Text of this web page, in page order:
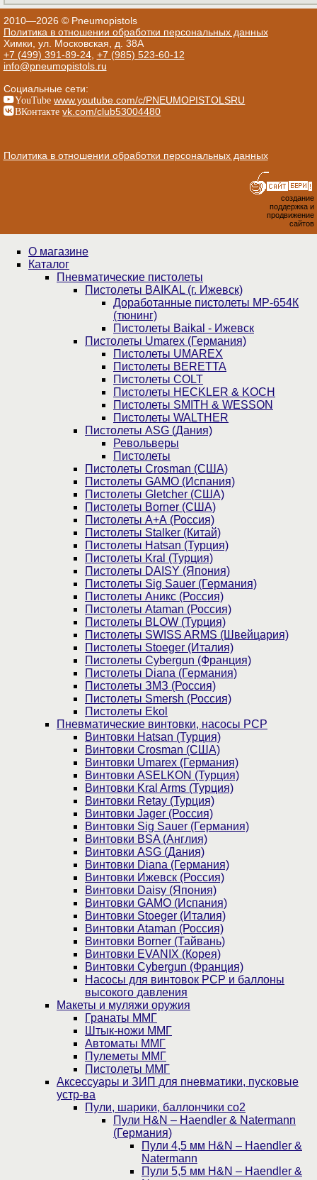
2010—2026 © Pneumopistols
Политика в отношении обработки персональных данных
Химки, ул. Московская, д. 38А
+7 (499) 391-89-24, +7 (985) 523-60-12
info@pneumopistols.ru
Социальные сети:
YouTube www.youtube.com/c/PNEUMOPISTOLSRU
ВКонтакте vk.com/club53004480
Политика в отношении обработки персональных данных
создание
поддержка и
продвижение
сайтов
О магазине
Каталог
Пнев­ма­ти­чес­кие пистолеты
Пистолеты BAIKAL (г. Ижевск)
Доработанные пистолеты МР-654К
(тюнинг)
Пистолеты Baikal - Ижевск
Пистолеты Umarex (Германия)
Пистолеты UMAREX
Пистолеты BERETTA
Пистолеты COLT
Пистолеты HECKLER & KOCH
Пистолеты SMITH & WESSON
Пистолеты WALTHER
Пистолеты ASG (Дания)
Револьверы
Пистолеты
Пистолеты Crosman (США)
Пистолеты GAMO (Испания)
Пистолеты Gletcher (США)
Пистолеты Borner (США)
Пистолеты А+А (Россия)
Пистолеты Stalker (Китай)
Пистолеты Hatsan (Турция)
Пистолеты Kral (Турция)
Пистолеты DAISY (Япония)
Пистолеты Sig Sauer (Германия)
Пистолеты Аникс (Россия)
Пистолеты Ataman (Россия)
Пистолеты BLOW (Турция)
Пистолеты SWISS ARMS (Швейцария)
Пистолеты Stoeger (Италия)
Пистолеты Cybergun (Франция)
Пистолеты Diana (Германия)
Пистолеты ЗМЗ (Россия)
Пистолеты Smersh (Россия)
Пистолеты Ekol
Пневматические винтовки, насосы PCP
Винтовки Hatsan (Турция)
Винтовки Crosman (США)
Винтовки Umarex (Германия)
Винтовки ASELKON (Турция)
Винтовки Kral Arms (Турция)
Винтовки Retay (Турция)
Винтовки Jager (Россия)
Винтовки Sig Sauer (Германия)
Винтовки BSA (Англия)
Винтовки ASG (Дания)
Винтовки Diana (Германия)
Винтовки Ижевск (Россия)
Винтовки Daisy (Япония)
Винтовки GAMO (Испания)
Винтовки Stoeger (Италия)
Винтовки Ataman (Россия)
Винтовки Borner (Тайвань)
Винтовки EVANIX (Корея)
Винтовки Cybergun (Франция)
Насосы для винтовок PCP и баллоны
высокого давления
Макеты и муляжи оружия
Гранаты ММГ
Штык-ножи ММГ
Автоматы ММГ
Пулеметы ММГ
Пистолеты ММГ
Аксессуары и ЗИП для пневматики, пусковые
устр-ва
Пули, шарики, баллончики со2
Пули H&N – Haendler & Natermann
(Германия)
Пули 4,5 мм H&N – Haendler &
Natermann
Пули 5,5 мм H&N – Haendler &